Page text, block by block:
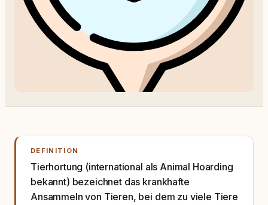
DEFINITION
Tierhortung (international als Animal Hoarding
bekannt) bezeichnet das krankhafte
Ansammeln von Tieren, bei dem zu viele Tiere